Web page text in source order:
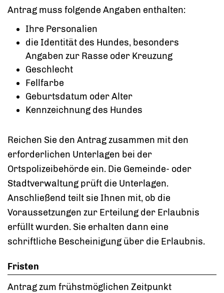
Antrag muss folgende Angaben enthalten:
Ihre Personalien
die Identität des Hundes, besonders
Angaben zur Rasse oder Kreuzung
Geschlecht
Fellfarbe
Geburtsdatum oder Alter
Kennzeichnung des Hundes
Reichen Sie den Antrag zusammen mit den
erforderlichen Unterlagen bei der
Ortspolizeibehörde ein. Die Gemeinde- oder
Stadtverwaltung prüft die Unterlagen.
Anschließend teilt sie Ihnen mit, ob die
Voraussetzungen zur Erteilung der Erlaubnis
erfüllt wurden. Sie erhalten dann eine
schriftliche Bescheinigung über die Erlaubnis.
Fristen
Antrag zum frühstmöglichen Zeitpunkt